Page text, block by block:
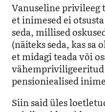
Vanuseline privileeg
et inimesed ei
seda, millised
(näiteks seda, kas sa
et midagi teada või
vähempriviligeeritud
pensioniealised
Siin said üles